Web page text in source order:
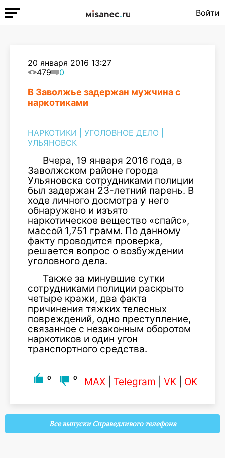
Войти
20 января 2016 13:27
479
0
В Заволжье задержан мужчина с
наркотиками
НАРКОТИКИ УГОЛОВНОЕ ДЕЛО
УЛЬЯНОВСК
Вчера, 19 января 2016 года, в
Заволжском районе города
Ульяновска сотрудниками полиции
был задержан 23-летний парень. В
ходе личного досмотра у него
обнаружено и изъято
наркотическое вещество «спайс»,
массой 1,751 грамм. По данному
факту проводится проверка,
решается вопрос о возбуждении
уголовного дела.
Также за минувшие сутки
сотрудниками полиции раскрыто
четыре кражи, два факта
причинения тяжких телесных
повреждений, одно преступление,
связанное с незаконным оборотом
наркотиков и один угон
транспортного средства.
0 0 MAX Telegram VK OK
Все выпуски Справедливого телефона